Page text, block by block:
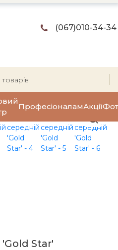
(067)010-34-34
ПрофесіоналамАкції
Star'